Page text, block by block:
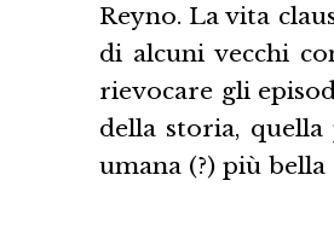
Reyno. La vita
di alcuni vecchi
rievocare gli
della storia,
umana (?) più bella